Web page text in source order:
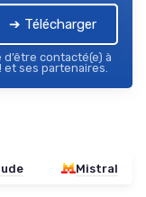
➔ Télécharger
contacté(e) à
et ses partenaires.
Mistral